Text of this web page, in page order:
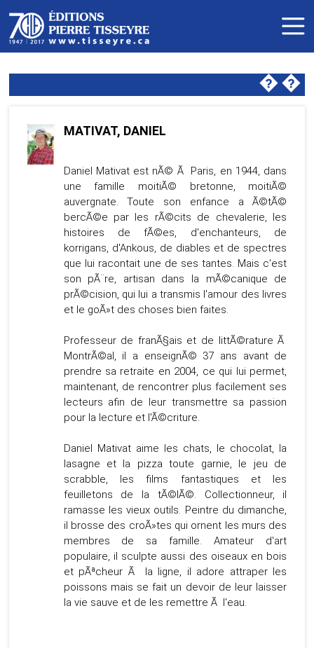
��
MATIVAT, DANIEL
Daniel Mativat est nÃ© Ã Paris, en 1944, dans
une famille moitiÃ© bretonne, moitiÃ©
auvergnate. Toute son enfance a Ã©tÃ©
bercÃ©e par les rÃ©cits de chevalerie, les
histoires de fÃ©es, d'enchanteurs, de
korrigans, d'Ankous, de diables et de spectres
que lui racontait une de ses tantes. Mais c'est
son pÃ¨re, artisan dans la mÃ©canique de
prÃ©cision, qui lui a transmis l'amour des livres
et le goÃ»t des choses bien faites.
Professeur de franÃ§ais et de littÃ©rature Ã
MontrÃ©al, il a enseignÃ© 37 ans avant de
prendre sa retraite en 2004, ce qui lui permet,
maintenant, de rencontrer plus facilement ses
lecteurs afin de leur transmettre sa passion
pour la lecture et l'Ã©criture.
Daniel Mativat aime les chats, le chocolat, la
lasagne et la pizza toute garnie, le jeu de
scrabble, les films fantastiques et les
feuilletons de la tÃ©lÃ©. Collectionneur, il
ramasse les vieux outils. Peintre du dimanche,
il brosse des croÃ»tes qui ornent les murs des
membres de sa famille. Amateur d'art
populaire, il sculpte aussi des oiseaux en bois
et pÃªcheur Ã la ligne, il adore attraper les
poissons mais se fait un devoir de leur laisser
la vie sauve et de les remettre Ã l'eau.